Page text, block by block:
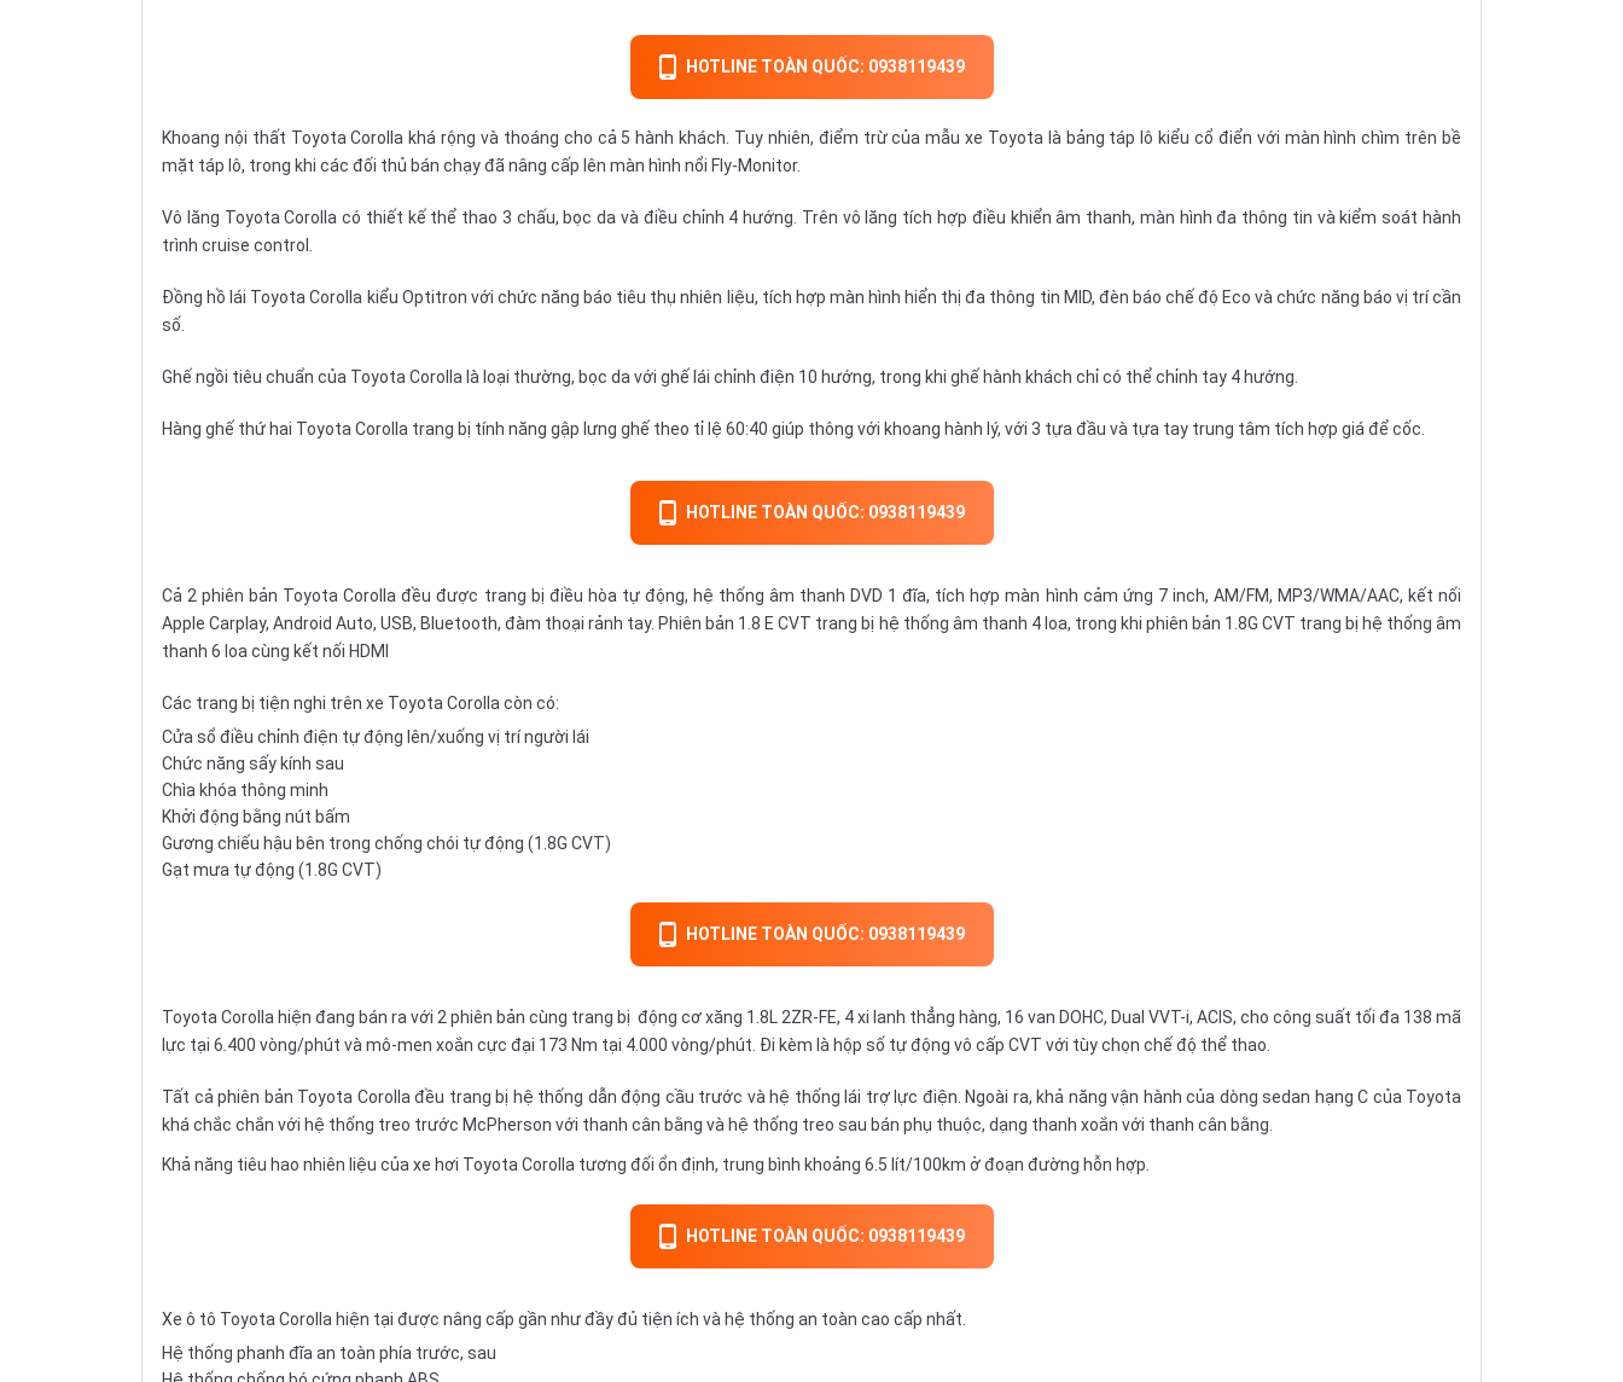
HOTLINE TOÀN QUỐC: 0938119439
Khoang nội thất Toyota Corolla khá rộng và thoáng cho cả 5 hành khách. Tuy nhiên, điểm trừ của mẫu xe Toyota là bảng táp lô kiểu cổ điển với màn hình chìm trên bề
mặt táp lô, trong khi các đối thủ bán chạy đã nâng cấp lên màn hình nổi Fly-Monitor.
Vô lăng Toyota Corolla có thiết kế thể thao 3 chấu, bọc da và điều chỉnh 4 hướng. Trên vô lăng tích hợp điều khiển âm thanh, màn hình đa thông tin và kiểm soát hành
trình cruise control.
Đồng hồ lái Toyota Corolla kiểu Optitron với chức năng báo tiêu thụ nhiên liệu, tích hợp màn hình hiển thị đa thông tin MID, đèn báo chế độ Eco và chức năng báo vị trí cần
số.
Ghế ngồi tiêu chuẩn của Toyota Corolla là loại thường, bọc da với ghế lái chỉnh điện 10 hướng, trong khi ghế hành khách chỉ có thể chỉnh tay 4 hướng.
Hàng ghế thứ hai Toyota Corolla trang bị tính năng gập lưng ghế theo tỉ lệ 60:40 giúp thông với khoang hành lý, với 3 tựa đầu và tựa tay trung tâm tích hợp giá để cốc.
HOTLINE TOÀN QUỐC: 0938119439
Cả 2 phiên bản Toyota Corolla đều được trang bị điều hòa tự động, hệ thống âm thanh DVD 1 đĩa, tích hợp màn hình cảm ứng 7 inch, AM/FM, MP3/WMA/AAC, kết nối
Apple Carplay, Android Auto, USB, Bluetooth, đàm thoại rảnh tay. Phiên bản 1.8 E CVT trang bị hệ thống âm thanh 4 loa, trong khi phiên bản 1.8G CVT trang bị hệ thống âm
thanh 6 loa cùng kết nối HDMI
Các trang bị tiện nghi trên xe Toyota Corolla còn có:
Cửa sổ điều chỉnh điện tự động lên/xuống vị trí người lái
Chức năng sấy kính sau
Chìa khóa thông minh
Khởi động bằng nút bấm
Gương chiếu hậu bên trong chống chói tự động (1.8G CVT)
Gạt mưa tự động (1.8G CVT)
HOTLINE TOÀN QUỐC: 0938119439
Toyota Corolla hiện đang bán ra với 2 phiên bản cùng trang bị động cơ xăng 1.8L 2ZR-FE, 4 xi lanh thẳng hàng, 16 van DOHC, Dual VVT-i, ACIS, cho công suất tối đa 138 mã
lực tại 6.400 vòng/phút và mô-men xoắn cực đại 173 Nm tại 4.000 vòng/phút. Đi kèm là hộp số tự động vô cấp CVT với tùy chọn chế độ thể thao.
Tất cả phiên bản Toyota Corolla đều trang bị hệ thống dẫn động cầu trước và hệ thống lái trợ lực điện. Ngoài ra, khả năng vận hành của dòng sedan hạng C của Toyota
khá chắc chắn với hệ thống treo trước McPherson với thanh cân bằng và hệ thống treo sau bán phụ thuộc, dạng thanh xoắn với thanh cân bằng.
Khả năng tiêu hao nhiên liệu của xe hơi Toyota Corolla tương đối ổn định, trung bình khoảng 6.5 lít/100km ở đoạn đường hỗn hợp.
HOTLINE TOÀN QUỐC: 0938119439
Xe ô tô Toyota Corolla hiện tại được nâng cấp gần như đầy đủ tiện ích và hệ thống an toàn cao cấp nhất.
Hệ thống phanh đĩa an toàn phía trước, sau